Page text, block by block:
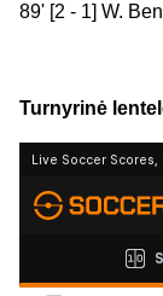
89' [2 - 1] W.
Turnyrinė